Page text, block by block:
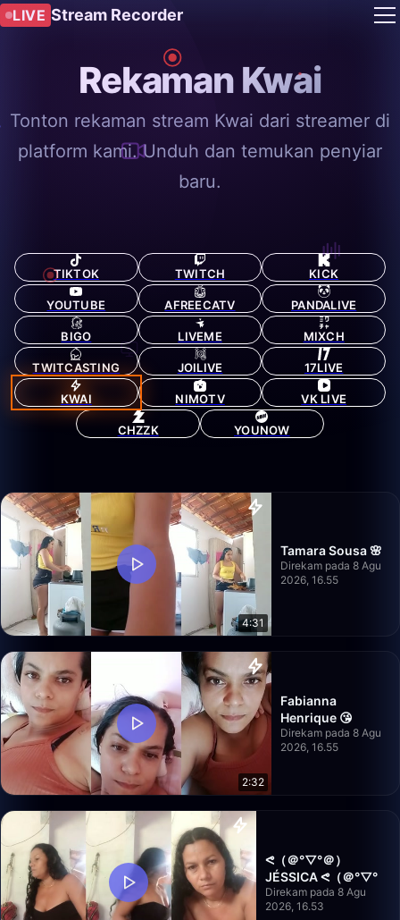
LIVE Stream Recorder
Rekaman Kwai
Tonton rekaman stream Kwai dari streamer di
platform kami. Unduh dan temukan penyiar
baru.
TIKTOK TWITCH KICK
YOUTUBE AFREECATV PANDALIVE
BIGO LIVEME MIXCH
TWITCASTING JOILIVE 17LIVE
KWAI NIMOTV VK LIVE
CHZZK YOUNOW
4:31
Tamara Sousa 🌸
Direkam pada 8 Agu
2026, 16.55
2:32
Fabianna
Henrique 😘
Direkam pada 8 Agu
2026, 16.55
ᕙ⁠（⁠＠⁠°⁠▽⁠°⁠＠⁠）
JÉSSICA ᕙ⁠（⁠＠⁠°⁠▽⁠°
Direkam pada 8 Agu
2026, 16.53